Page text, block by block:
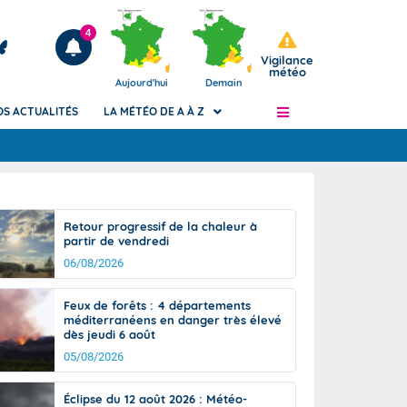
Articles
4
Aujourd'hui Demain
Vigilance
météo
de
Phénomènes dangereux de J+2 à J+7
Avertissement pluies intenses à l'échelle
des communes (Apic)
Bulletins Marine
Bulletins d'estimation du risque
d'avalanche
Météo des forêts
Vigicrues
ACTUALITÉS LA MÉTÉO DE A À Z
Retour progressif de la chaleur à
partir de vendredi
06/08/2026
Feux de forêts : 4 départements
méditerranéens en danger très élevé
dès jeudi 6 août
05/08/2026
Éclipse du 12 août 2026 : Météo-